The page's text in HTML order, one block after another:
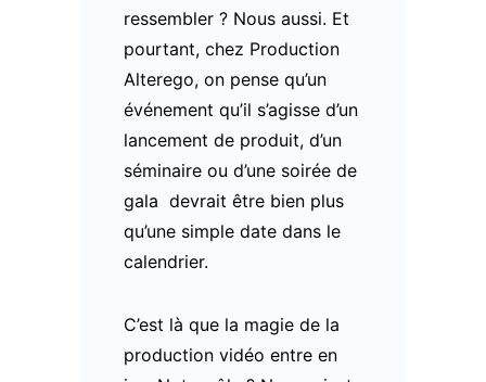
ressembler ? Nous aussi. Et
pourtant, chez Production
Alterego, on pense qu’un
événement qu’il s’agisse d’un
lancement de produit, d’un
séminaire ou d’une soirée de
gala devrait être bien plus
qu’une simple date dans le
calendrier.
C’est là que la magie de la
production vidéo entre en